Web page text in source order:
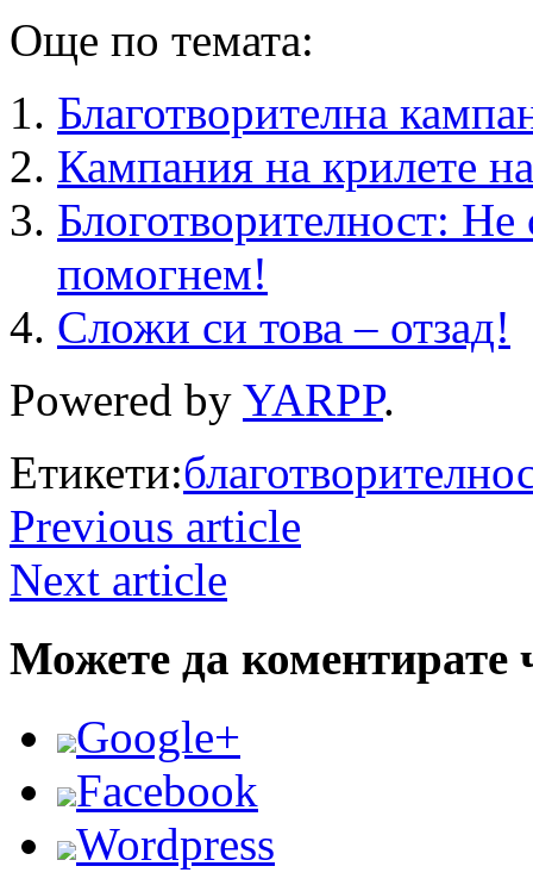
Още по темата:
Благотворителна
Кампания на крилете
Блоготворителност:
помогнем!
Сложи си това – отзад!
Powered by YARPP.
Етикети:
Previous article
Next article
Можете да коментирате
Google+
Facebook
Wordpress